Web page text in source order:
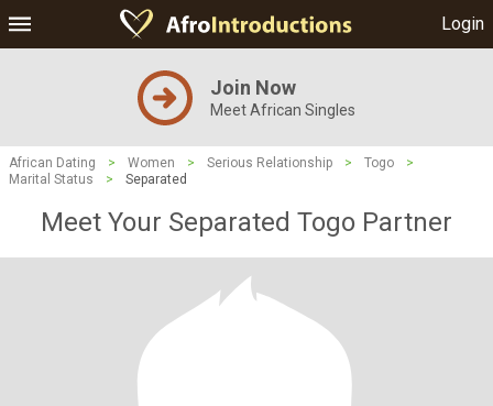
Login
Join Now
Meet African Singles
African Dating > Women > Serious Relationship > Togo
>
Marital Status
> Separated
Meet Your Separated Togo Partner